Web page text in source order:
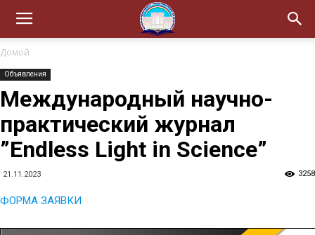
Домой
Объявления
Международный научно-
практический журнал
”Endless Light in Science”
21.11.2023 3258
ФОРМА ЗАЯВКИ